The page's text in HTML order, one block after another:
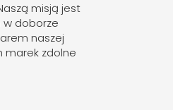
misją jest
w doborze
naszej
marek zdolne